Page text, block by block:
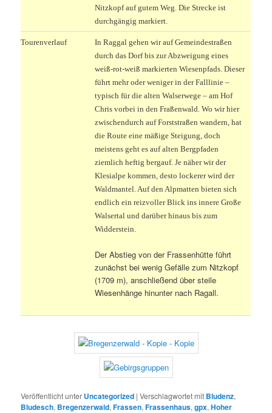
Nitzkopf auf gutem Weg. Die Strecke ist
durchgängig markiert.
Tourenverlauf
In Raggal gehen wir auf Gemeindestraßen
durch das Dorf bis zur Abzweigung eines
weiß-rot-weiß markierten Wiesenpfads. Dieser
führt mehr oder weniger in der Falllinie –
typisch für die alten Walserwege – am Hof
Chris vorbei in den Fraßenwald. Wo wir hier
zwischendurch auf Forststraßen wandern, hat
die Route eine mäßige Steigung, doch
meistens geht es auf alten Bergpfaden
ziemlich heftig bergauf. Je näher wir der
Klesialpe kommen, desto lockerer wird der
Waldmantel. Auf den Alpmatten bieten sich
endlich ein reizvoller Blick ins innere Große
Walsertal und darüber hinaus bis zum
Widderstein.
Der Abstieg von der Frassenhütte führt
zunächst bei wenig Gefälle zum Nitzkopf
(1709 m), anschließend über steile
Wiesenhänge hinunter nach Ragall.
Veröffentlicht unter Uncategorized |Verschlagwortet mit Bludenz,
Bludesch, Bregenzerwald,Frassen,Frassenhaus,gpx,Hoher